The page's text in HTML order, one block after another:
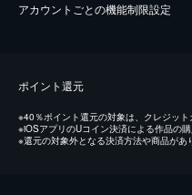
アカウントごとの機能制限設定
ポイント還元
※40％ポイント還元の対象は、クレジット
※iOSアプリのUコイン決済による作品の
※還元の対象外となる決済方法や商品があ